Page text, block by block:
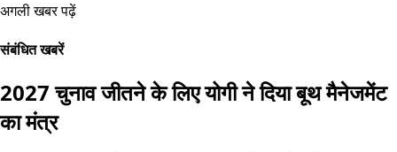
अगली खबर पढ़ें
संबंधित खबरें
2027 चुनाव जीतने के लिए योगी ने दिया बूथ मैनेजमेंट
का मंत्र